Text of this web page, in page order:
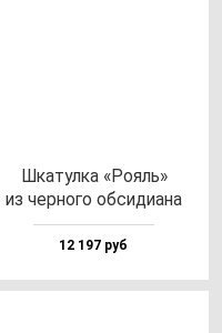
Шка­тул­ка «Рояль»
из чер­но­го об­си­ди­ана
12 197 руб